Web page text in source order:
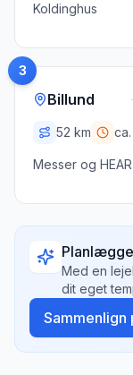
Koldinghus
3
Billund
52 km ca.
Messer og
Med en
dit eget
Sammenlign